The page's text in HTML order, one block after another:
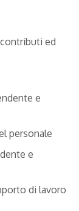
ed
e
personale
e
di lavoro